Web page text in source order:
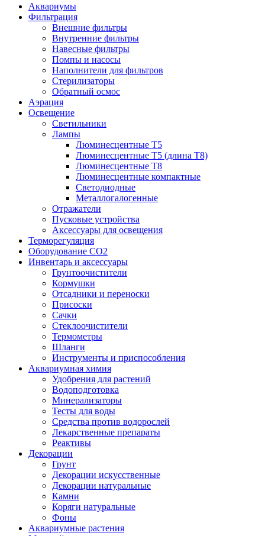
Аквариумы
Фильтрация
Внешние фильтры
Внутренние фильтры
Навесные фильтры
Помпы и насосы
Наполнители для фильтров
Стерилизаторы
Обратный осмос
Аэрация
Освещение
Светильники
Лампы
Люминесцентные T5
Люминесцентные T5 (длина T8)
Люминесцентные T8
Люминесцентные компактные
Светодиодные
Металлогалогенные
Отражатели
Пусковые устройства
Аксессуары для освещения
Терморегуляция
Оборудование CO2
Инвентарь и аксессуары
Грунтоочистители
Кормушки
Отсадники и переноски
Присоски
Сачки
Стеклоочистители
Термометры
Шланги
Инструменты и приспособления
Аквариумная химия
Удобрения для растений
Водоподготовка
Минерализаторы
Тесты для воды
Средства против водорослей
Лекарственные препараты
Реактивы
Декорации
Грунт
Декорации искусственные
Декорации натуральные
Камни
Коряги натуральные
Фоны
Аквариумные растения